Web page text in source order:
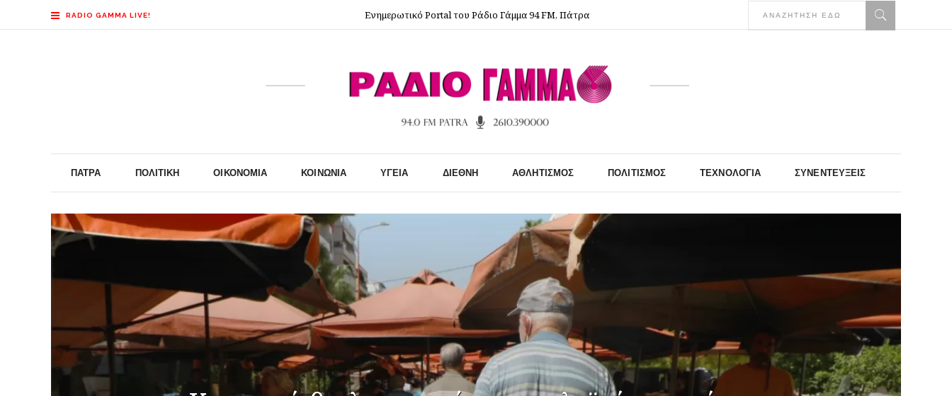
RADIO GAMMA LIVE! Ενημερωτικό Portal του Ράδιο Γάμμα 94 FM, Πάτρα
ΠΆΤΡΑ ΠΟΛΙΤΙΚΉ ΟΙΚΟΝΟΜΊΑ ΚΟΙΝΩΝΊΑ ΥΓΕΊΑ ΔΙΕΘΝΉ ΑΘΛΗΤΙΣΜΌΣ ΠΟΛΙΤΙΣΜΌΣ ΤΕΧΝΟΛΟΓΊΑ ΣΥΝΕΝΤΕΎΞΕΙΣ